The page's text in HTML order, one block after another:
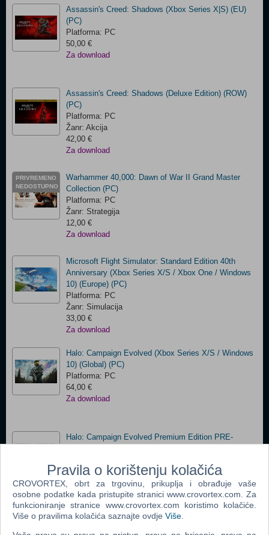
Assassin's Creed: Shadows (Xbox Series X|S) (EU)
(PC)
Platforma: PC
50,00 €
Za download
Assassin's Creed: Shadows (Deluxe Edition) (ROW)
(PC)
Platforma: PC
Žanr: Akcija
42,00 €
Za download
PRIVREMENO
NEDOSTUPNO
Warhammer 40,000: Dawn of War II Grand Master
Collection (PC)
Platforma: PC
Žanr: Strategija
12,00 €
Za download
Microsoft Flight Simulator: Standard Edition 40th
Anniversary (Xbox Series X/S / Xbox One / Windows
10) (Europe) (PC)
Platforma: PC
Žanr: Simulacija
33,00 €
Za download
Halo: Campaign Evolved (Xbox Series X/S / Windows
10) (Global) (PC)
Platforma: PC
64,00 €
Za download
Halo: Campaign Evolved Premium Edition PRE-
Platforma: PC
85,00 €
Za download
The Settlers: Heritage of Kings - History Edition (EU)
(PC)
Pravila o korištenju kolačića
CROVORTEX, obrt za trgovinu, prikuplja i obrađuje vaše
osobne podatke kada pristupite stranici www.crovortex.com. Za
funkcioniranje stranice www.crovortex.com koristimo kolačiće.
Više o pravilima kolačića saznajte ovdje Više